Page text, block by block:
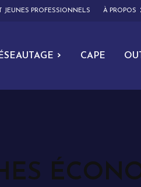
JEUNES PROFESSIONNELS À PROPOS
CAPE